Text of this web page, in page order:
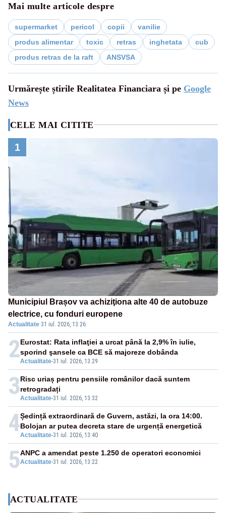
Mai multe articole despre
supermarket pericol copii
vanilie
produs alimentar
toxic retras inghetata
cub
produs retras de la raft
ANSVSA
Urmărește știrile Realitatea Financiara și pe Google
News
CELE MAI CITITE
1
Municipiul Brașov va achiziţiona alte 40 de autobuze
electrice, cu fonduri europene
Actualitate·31 iul. 2026, 13:26
2Actualitate-31 iul. 2026, 13:29
Eurostat: Rata inflaţiei a urcat până la 2,9% în iulie,
sporind şansele ca BCE să majoreze dobânda
3Actualitate-31 iul. 2026, 13:32
Risc uriaș pentru pensiile românilor dacă suntem
retrogradați
4Actualitate-31 iul. 2026, 13:40
Ședință extraordinară de Guvern, astăzi, la ora 14:00.
Bolojan ar putea decreta stare de urgență energetică
5Actualitate-31 iul. 2026, 13:22
ANPC a amendat peste 1.250 de operatori economici
ACTUALITATE